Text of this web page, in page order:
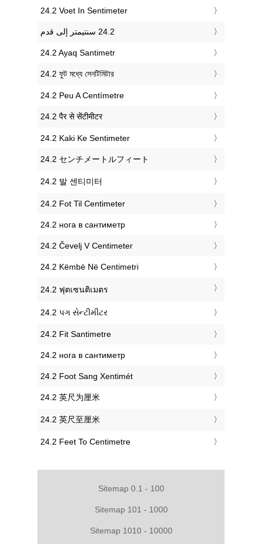
‎24.2 Voet In Sentimeter
‎24.2 Ayaq Santimetr
‎24.2 ফুট মধ্যে সেনটিমিটার
‎24.2 Peu A Centímetre
‎24.2 पैर से सेंटीमीटर
‎24.2 Kaki Ke Sentimeter
‎24.2 センチメートルフィート
‎24.2 발 센티미터
‎24.2 Fot Til Centimeter
‎24.2 нога в сантиметр
‎24.2 Čevelj V Centimeter
‎24.2 Këmbë Në Centimetri
‎24.2 ฟุตเซนติเมตร
‎24.2 પગ સેન્ટીમીટર
‎24.2 Fit Santimetre
‎24.2 нога в сантиметр
‎24.2 Foot Sang Xentimét
‎24.2 英尺为厘米
‎24.2 英尺至厘米
‎24.2 Feet To Centimetre
Sitemap 0.1 - 100
Sitemap 101 - 1000
Sitemap 1010 - 10000